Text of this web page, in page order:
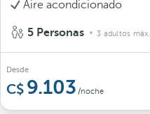
Aire acondicionado
5 Personas 3 adultos máx.
Desde
9.103 /noche